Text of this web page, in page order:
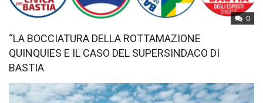
0
“LA BOCCIATURA DELLA ROTTAMAZIONE
QUINQUIES E IL CASO DEL SUPERSINDACO DI
BASTIA